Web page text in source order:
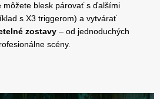
môžete blesk párovať s ďalšími
s X3 triggerom) a vytvárať
zostavy – od jednoduchých
scény.